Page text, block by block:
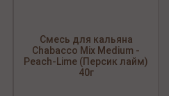
Смесь для кальяна
Chabacco Mix Medium -
Peach-Lime (Персик лайм)
40г